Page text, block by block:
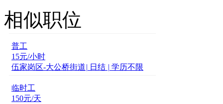
相似职位
普工
15元/小时
伍家岗区-大公桥街道| 日结 | 学历不限
临时工
150元/天